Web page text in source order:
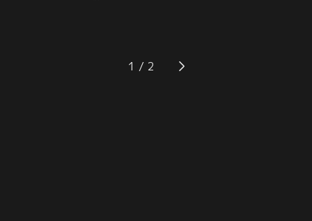
する。幼いころから厳しい教育を受
浜木綿（はまゆう）の秘密を暴露す
る。“金烏（きんう）”の座をめぐる
向かう若宮、澄尾、そして雪哉。深
手を負った敦房は、息も絶え絶え
1